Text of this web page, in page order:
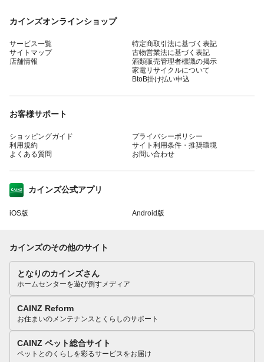
カインズオンラインショップ
サービス一覧
サイトマップ
店舗情報
特定商取引法に基づく表記
古物営業法に基づく表記
酒類販売管理者標識の掲示
家電リサイクルについて
BtoB掛け払い申込
お客様サポート
ショッピングガイド
利用規約
よくある質問
プライバシーポリシー
サイト利用条件・推奨環境
お問い合わせ
カインズ公式アプリ
iOS版 Android版
カインズのその他のサイト
となりのカインズさん
ホームセンターを遊び倒すメディア
CAINZ Reform
お住まいのメンテナンスとくらしのサポート
CAINZ ペット総合サイト
ペットとのくらしを彩るサービスをお届け